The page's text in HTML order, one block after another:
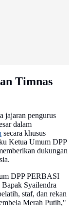
Timnas
jajaran pengurus
dalam
secara khusus
Ketua Umum DPP
dukungan
DPP PERBASI
Syailendra
staf, dan rekan
Merah Putih,"